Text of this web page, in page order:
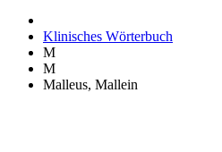
Klinisches Wörterbuch
M
M
Malleus, Mallein